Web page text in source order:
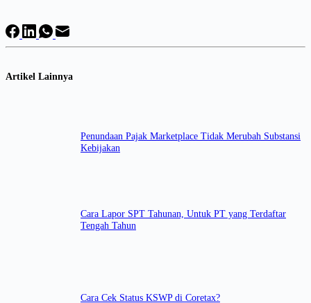
Artikel Lainnya
Penundaan Pajak Marketplace Tidak Merubah Substansi
Kebijakan
Cara Lapor SPT Tahunan, Untuk PT yang Terdaftar
Tengah Tahun
Cara Cek Status KSWP di Coretax?